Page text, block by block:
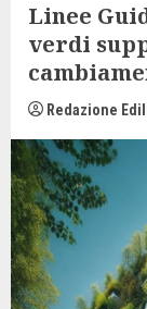
Linee
verdi
Redazione